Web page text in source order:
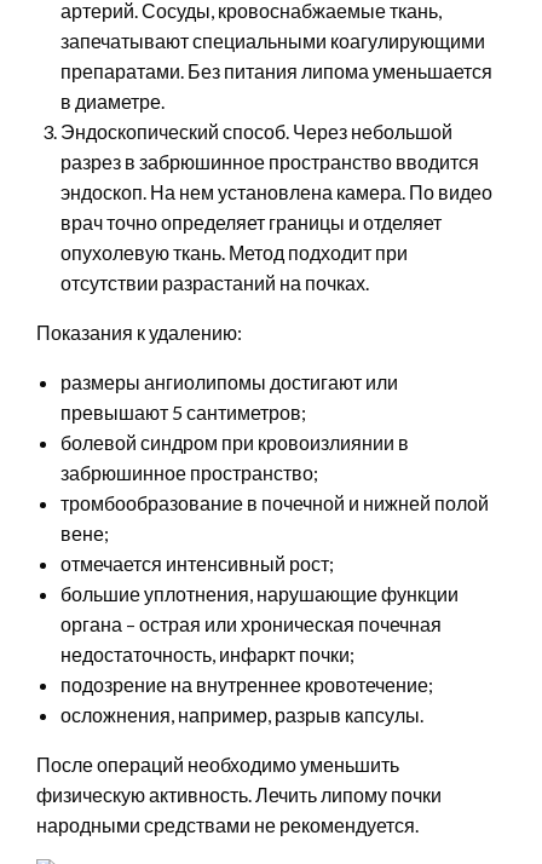
артерий. Сосуды, кровоснабжаемые ткань,
запечатывают специальными коагулирующими
препаратами. Без питания липома уменьшается
в диаметре.
Эндоскопический способ. Через небольшой
разрез в забрюшинное пространство вводится
эндоскоп. На нем установлена камера. По видео
врач точно определяет границы и отделяет
опухолевую ткань. Метод подходит при
отсутствии разрастаний на почках.
Показания к удалению:
размеры ангиолипомы достигают или
превышают 5 сантиметров;
болевой синдром при кровоизлиянии в
забрюшинное пространство;
тромбообразование в почечной и нижней полой
вене;
отмечается интенсивный рост;
большие уплотнения, нарушающие функции
органа – острая или хроническая почечная
недостаточность, инфаркт почки;
подозрение на внутреннее кровотечение;
осложнения, например, разрыв капсулы.
После операций необходимо уменьшить
физическую активность. Лечить липому почки
народными средствами не рекомендуется.